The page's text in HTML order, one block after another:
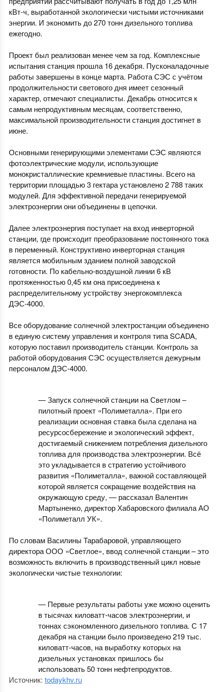
кВт-ч, выработанной экологически чистыми источниками
энергии. И экономить до 270 тонн дизельного топлива
ежегодно.
Проект был реализован менее чем за год. Комплексные
испытания станция прошла 16 декабря. Пусконаладочные
работы завершены в конце марта. Работа СЭС с учётом
продолжительности светового дня имеет сезонный
характер, отмечают специалисты. Декабрь относится к
самым непродуктивным месяцам, соответственно,
максимальной производительности станция достигнет в
июне.
Основными генерирующими элементами СЭС являются
фотоэлектрические модули, использующие
монокристаллические кремниевые пластины. Всего на
территории площадью 3 гектара установлено 2 788 таких
модулей. Для эффективной передачи генерируемой
электроэнергии они объединены в цепочки.
Далее электроэнергия поступает на вход инверторной
станции, где происходит преобразование постоянного тока
в переменный. Конструктивно инверторная станция
является мобильным зданием полной заводской
готовности. По кабельно-воздушной линии 6 кВ
протяженностью 0,45 км она присоединена к
распределительному устройству энергокомплекса
ДЭС-4000.
Все оборудование солнечной электростанции объединено
в единую систему управления и контроля типа SCADA,
которую поставил производитель станции. Контроль за
работой оборудования СЭС осуществляется дежурным
персоналом ДЭС-4000.
— Запуск солнечной станции на Светлом –
пилотный проект «Полиметалла». При его
реализации основная ставка была сделана на
ресурсосбережение и экологический эффект,
достигаемый снижением потребления дизельного
топлива для производства электроэнергии. Всё
это укладывается в стратегию устойчивого
развития «Полиметалла», важной составляющей
которой является сокращение воздействия на
окружающую среду, — рассказал Валентин
Мартыненко, директор Хабаровского филиала АО
«Полиметалл УК».
По словам Василины Тарабаровой, управляющего
директора ООО «Светлое», ввод солнечной станции – это
возможность включить в производственный цикл новые
экологически чистые технологии:
— Первые результаты работы уже можно оценить
в тысячах киловатт-часов электроэнергии, и
тоннах сэкономленного дизельного топлива. С 17
декабря на станции было произведено 219 тыс.
киловатт-часов, на выработку которых на
дизельных установках пришлось бы
использовать 50 тонн нефтепродуктов.
Источник: todaykhv.ru